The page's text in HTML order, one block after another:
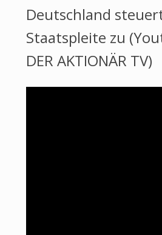
Deutschland
Staatspleite zu
DER AKTIONÄR TV)